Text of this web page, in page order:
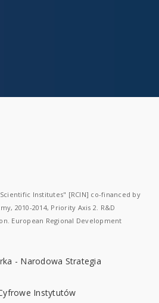
Institutes" [RCIN] co-financed by
2010-2014, Priority Axis 2. R&D
European Regional Development